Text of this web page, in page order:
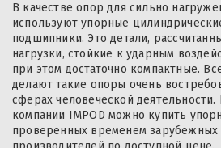
В качестве опор для сильно
используют упорные
подшипники. Это детали,
нагрузки, стойкие к ударным
при этом достаточно компактные.
делают такие опоры очень
сферах человеческой деятельности.
компании IMPOD можно купить
проверенных временем зарубежных